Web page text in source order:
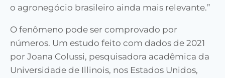
o agronegócio brasileiro ainda mais relevante.”
O fenômeno pode ser comprovado por
números. Um estudo feito com dados de 2021
por Joana Colussi, pesquisadora acadêmica da
Universidade de Illinois, nos Estados Unidos,